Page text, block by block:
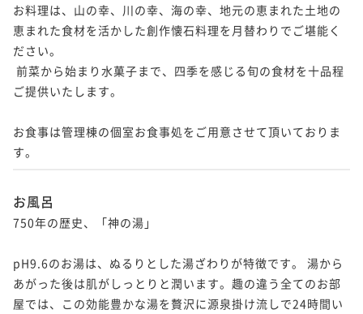
お料理は、山の幸、川の幸、海の幸、地元の恵まれた土地の
恵まれた食材を活かした創作懐石料理を月替わりでご堪能く
ださい。
ご提供いたします。
お食事は管理棟の個室お食事処をご用意させて頂いておりま
す。
お風呂
750年の歴史、「神の湯」
pH9.6のお湯は、ぬるりとした湯ざわりが特徴です。 湯から
あがった後は肌がしっとりと潤います。趣の違う全てのお部
屋では、この効能豊かな湯を贅沢に源泉掛け流しで24時間い